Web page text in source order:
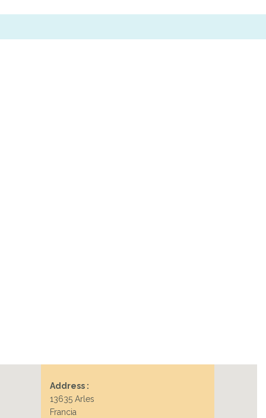
Address :
13635 Arles
Francia